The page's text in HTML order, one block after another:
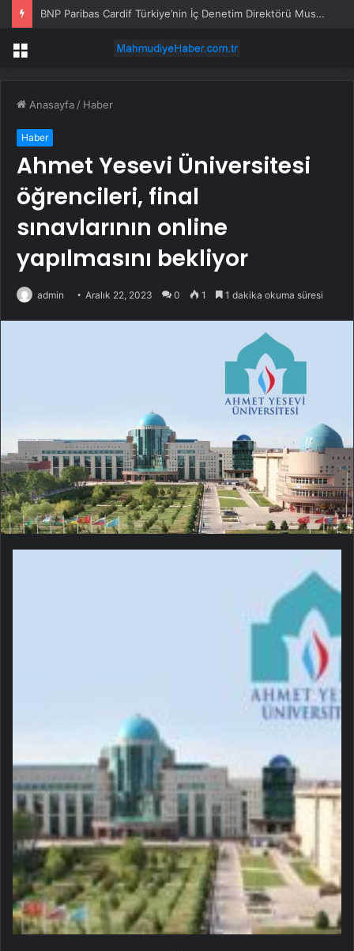
BNP Paribas Cardif Türkiye’nin İç Denetim Direktörü Mustafa Güneş oldu
Menü
Anasayfa / Haber
Haber
Ahmet Yesevi Üniversitesi
öğrencileri, final
sınavlarının online
yapılmasını bekliyor
admin Aralık 22, 2023 0 1 1 dakika okuma süresi